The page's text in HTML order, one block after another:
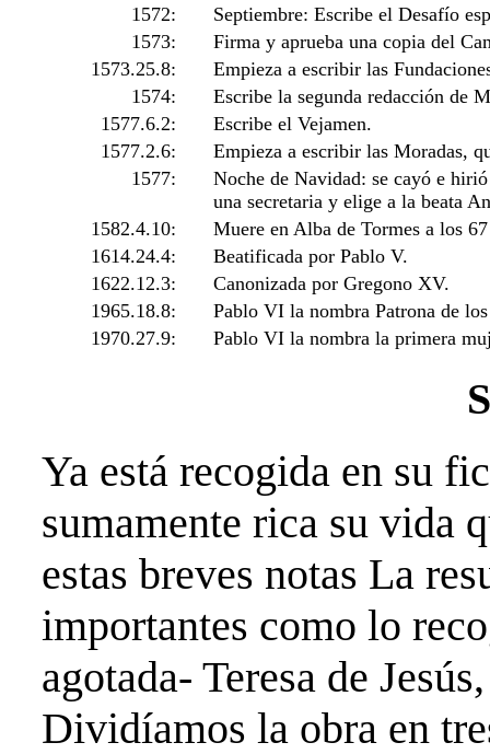
1572:
Septiembre: Escribe el Desafío
1573:
Firma y aprueba una copia del
1573.25.8:
Empieza a escribir las
1574:
Escribe la segunda redacción de
1577.6.2:
Escribe el Vejamen.
1577.2.6:
Empieza a escribir las Moradas,
1577:
Noche de Navidad: se cayó e
una secretaria y elige a la beata
1582.4.10:
Muere en Alba de Tormes a los
1614.24.4:
Beatificada por Pablo V.
1622.12.3:
Canonizada por Gregono XV.
1965.18.8:
Pablo VI la nombra Patrona de
1970.27.9:
Pablo VI la nombra la primera
Ya está recogida en su
sumamente rica su vida
estas breves notas La
importantes como lo
agotada- Teresa de
Dividíamos la obra en